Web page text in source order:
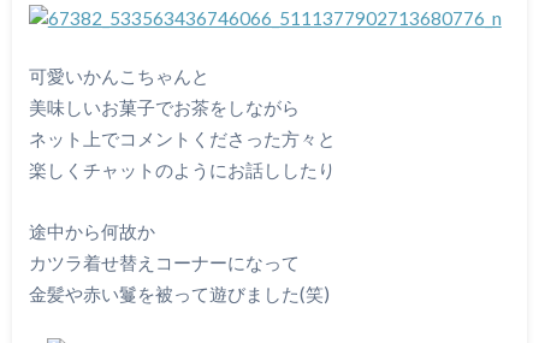
可愛いかんこちゃんと
美味しいお菓子でお茶をしながら
ネット上でコメントくださった方々と
楽しくチャットのようにお話ししたり
途中から何故か
カツラ着せ替えコーナーになって
金髪や赤い鬘を被って遊びました(笑)